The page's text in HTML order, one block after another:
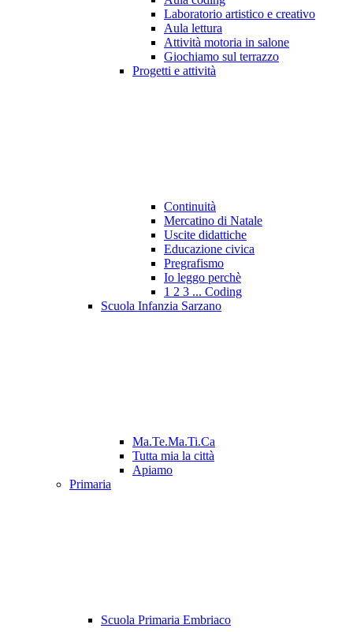
Laboratorio artistico e creativo
Aula lettura
Attività motoria in salone
Giochiamo sul terrazzo
Progetti e attività
Continuità
Mercatino di Natale
Uscite didattiche
Educazione civica
Pregrafismo
Io leggo perchè
1 2 3 ... Coding
Scuola Infanzia Sarzano
Ma.Te.Ma.Ti.Ca
Tutta mia la città
Apiamo
Primaria
Scuola Primaria Embriaco